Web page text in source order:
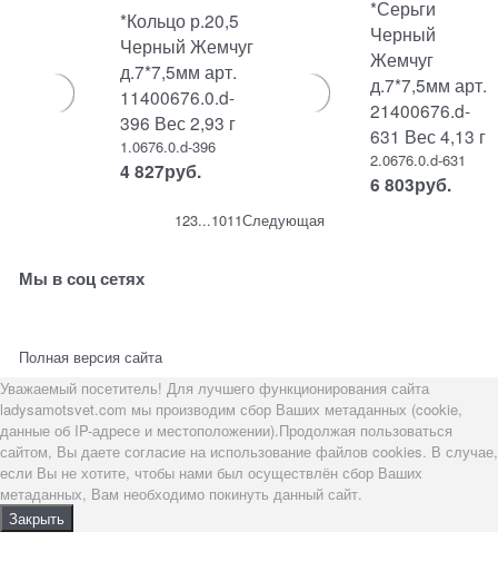
*Кольцо р.20,5
Черный Жемчуг
д.7*7,5мм арт.
11400676.0.d-
396 Вес 2,93 г
1.0676.0.d-396
4 827руб.
*Серьги
Черный
Жемчуг
д.7*7,5мм арт.
21400676.d-
631 Вес 4,13 г
2.0676.0.d-631
6 803руб.
123...1011Следующая
Мы в соц сетях
Полная версия сайта
Уважаемый посетитель! Для лучшего функционирования сайта
ladysamotsvet.com мы производим сбор Ваших метаданных (cookie,
данные об IP-адресе и местоположении).Продолжая пользоваться
сайтом, Вы даете согласие на использование файлов cookies. В случае,
если Вы не хотите, чтобы нами был осуществлён сбор Ваших
метаданных, Вам необходимо покинуть данный сайт.
Закрыть